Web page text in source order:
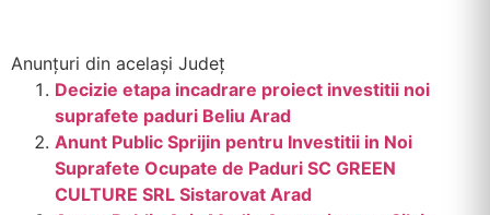
Anunțuri din același Județ
Decizie etapa incadrare proiect investitii noi
suprafete paduri Beliu Arad
Anunt Public Sprijin pentru Investitii in Noi
Suprafete Ocupate de Paduri SC GREEN
CULTURE SRL Sistarovat Arad